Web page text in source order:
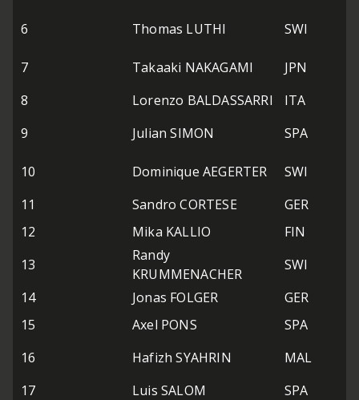
6 Thomas LUTHI SWI
7 Takaaki NAKAGAMI
JPN
8
Lorenzo BALDASSARRI
ITA
9
Julian SIMON SPA
10 Dominique AEGERTER
SWI
11
Sandro CORTESE
GER
12
Mika KALLIO
FIN
13
Randy
KRUMMENACHER
SWI
14
Jonas FOLGER
GER
15
Axel PONS
SPA
16
Hafizh SYAHRIN
MAL
17
Luis SALOM
SPA